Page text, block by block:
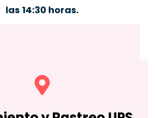
las 14:30 horas.